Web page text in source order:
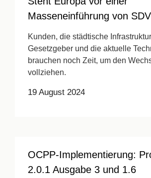
Masseneinführung von
Kunden, die städtische
Gesetzgeber und die aktuelle
brauchen noch Zeit, um den
vollziehen.
19 August 2024
OCPP-Implementierung:
2.0.1 Ausgabe 3 und 1.6